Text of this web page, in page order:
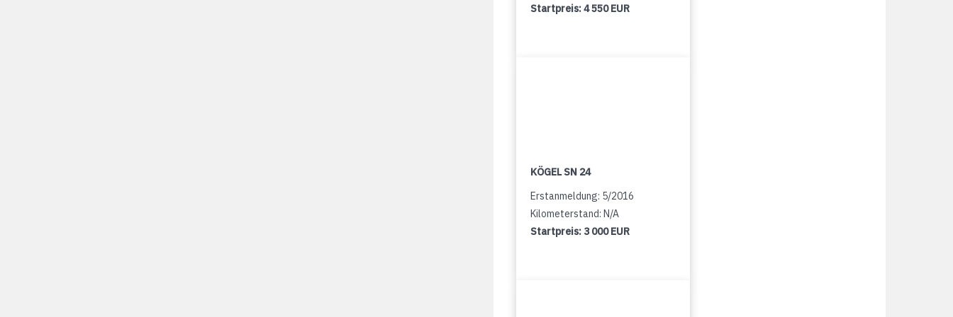
Startpreis:4 550 EUR
KÖGEL SN 24
Erstanmeldung: 5/2016
Kilometerstand: N/A
Startpreis: 3 000 EUR